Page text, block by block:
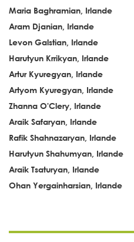
Maria Baghramian, Irlande
Aram Djanian, Irlande
Levon Galstian, Irlande
Harutyun Krrikyan, Irlande
Artur Kyuregyan, Irlande
Artyom Kyuregyan, Irlande
Zhanna O'Clery, Irlande
Araik Safaryan, Irlande
Rafik Shahnazaryan, Irlande
Harutyun Shahumyan, Irlande
Araik Tsaturyan, Irlande
Ohan Yergainharsian, Irlande